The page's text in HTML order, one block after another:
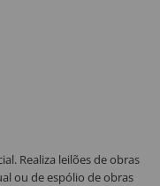
Realiza leilões de obras
ou de espólio de obras